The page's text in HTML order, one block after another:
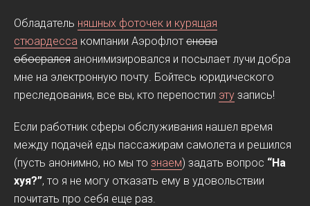
Обладатель няшных фоточек и курящая
стюардесса компании Аэрофлот снова
обосрался анонимизировался и посылает лучи добра
мне на электронную почту. Бойтесь юридического
преследования, все вы, кто перепостил эту запись!
Если работник сферы обслуживания нашел время
между подачей еды пассажирам самолета и решился
(пусть анонимно, но мы то знаем) задать вопрос “На
хуя?”, то я не могу отказать ему в удовольствии
почитать про себя еще раз.